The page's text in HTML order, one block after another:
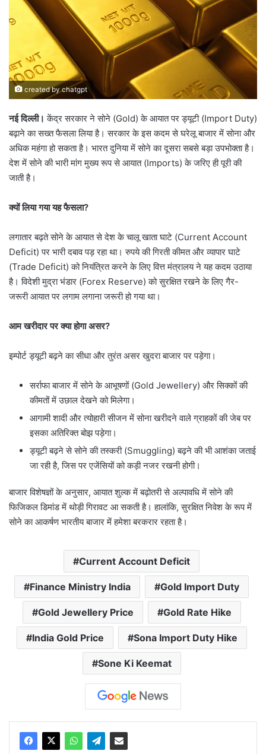
o
m
l
created by chatgpt
नई दिल्ली। केंद्र सरकार ने सोने (Gold) के आयात पर ड्यूटी (Import Duty)
बढ़ाने का सख्त फैसला लिया है। सरकार के इस कदम से घरेलू बाजार में सोना और
अधिक महंगा हो सकता है। भारत दुनिया में सोने का दूसरा सबसे बड़ा उपभोक्ता है।
देश में सोने की भारी मांग मुख्य रूप से आयात (Imports) के जरिए ही पूरी की
जाती है।
क्यों लिया गया यह फैसला?
लगातार बढ़ते सोने के आयात से देश के चालू खाता घाटे (Current Account
Deficit) पर भारी दबाव पड़ रहा था। रुपये की गिरती कीमत और व्यापार घाटे
(Trade Deficit) को नियंत्रित करने के लिए वित्त मंत्रालय ने यह कदम उठाया
है। विदेशी मुद्रा भंडार (Forex Reserve) को सुरक्षित रखने के लिए गैर-
जरूरी आयात पर लगाम लगाना जरूरी हो गया था।
आम खरीदार पर क्या होगा असर?
इम्पोर्ट ड्यूटी बढ़ने का सीधा और तुरंत असर खुदरा बाजार पर पड़ेगा।
सर्राफा बाजार में सोने के आभूषणों (Gold Jewellery) और सिक्कों की
कीमतों में उछाल देखने को मिलेगा।
आगामी शादी और त्योहारी सीजन में सोना खरीदने वाले ग्राहकों की जेब पर
इसका अतिरिक्त बोझ पड़ेगा।
ड्यूटी बढ़ने से सोने की तस्करी (Smuggling) बढ़ने की भी आशंका जताई
जा रही है, जिस पर एजेंसियों को कड़ी नजर रखनी होगी।
बाजार विशेषज्ञों के अनुसार, आयात शुल्क में बढ़ोतरी से अल्पावधि में सोने की
फिजिकल डिमांड में थोड़ी गिरावट आ सकती है। हालांकि, सुरक्षित निवेश के रूप में
सोने का आकर्षण भारतीय बाजार में हमेशा बरकरार रहता है।
Current Account Deficit
Finance Ministry India Gold Import Duty
Gold Jewellery Price Gold Rate Hike
India Gold Price Sona Import Duty Hike
Sone Ki Keemat